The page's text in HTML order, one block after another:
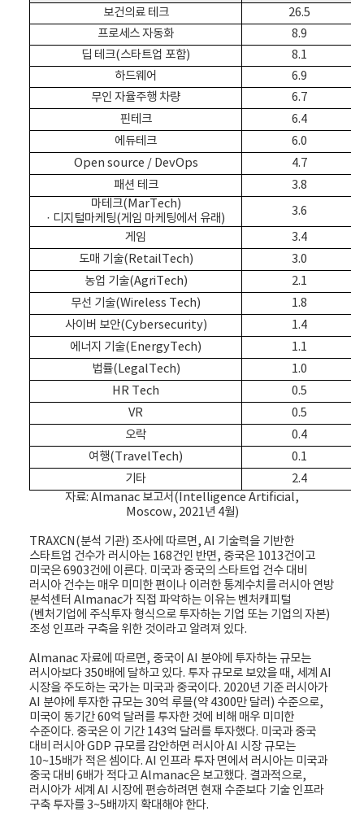
보건의료 테크
26.5
프로세스 자동화
8.9
딥 테크(스타트업 포함)
8.1
하드웨어
6.9
무인 자율주행 차량
6.7
핀테크
6.4
에듀테크
6.0
Open source / DevOps
4.7
패션 테크
3.8
마테크(MarTech)
· 디지털마케팅(게임 마케팅에서 유래)
3.6
게임
3.4
도매 기술(RetailTech)
3.0
농업 기술(AgriTech)
2.1
무선 기술(Wireless Tech)
1.8
사이버 보안(Cybersecurity)
1.4
에너지 기술(EnergyTech)
1.1
법률(LegalTech)
1.0
HR Tech
0.5
VR
0.5
오락
0.4
여행(TravelTech)
0.1
기타
2.4
자료: Almanac 보고서(Intelligence Artificial,
Moscow, 2021년 4월)
TRAXCN(분석 기관) 조사에 따르면, AI 기술력을 기반한
스타트업 건수가 러시아는 168건인 반면, 중국은 1013건이고
미국은 6903건에 이른다. 미국과 중국의 스타트업 건수 대비
러시아 건수는 매우 미미한 편이나 이러한 통계수치를 러시아 연방
분석센터 Almanac가 직접 파악하는 이유는 벤처캐피털
(벤처기업에 주식투자 형식으로 투자하는 기업 또는 기업의 자본)
조성 인프라 구축을 위한 것이라고 알려져 있다.
Almanac 자료에 따르면, 중국이 AI 분야에 투자하는 규모는
러시아보다 350배에 달하고 있다. 투자 규모로 보았을 때, 세계 AI
시장을 주도하는 국가는 미국과 중국이다. 2020년 기준 러시아가
AI 분야에 투자한 규모는 30억 루블(약 4300만 달러) 수준으로,
미국이 동기간 60억 달러를 투자한 것에 비해 매우 미미한
수준이다. 중국은 이 기간 143억 달러를 투자했다. 미국과 중국
대비 러시아 GDP 규모를 감안하면 러시아 AI 시장 규모는
10~15배가 적은 셈이다. AI 인프라 투자 면에서 러시아는 미국과
중국 대비 6배가 적다고 Almanac은 보고했다. 결과적으로,
러시아가 세계 AI 시장에 편승하려면 현재 수준보다 기술 인프라
구축 투자를 3~5배까지 확대해야 한다.